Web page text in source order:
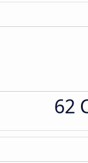
62